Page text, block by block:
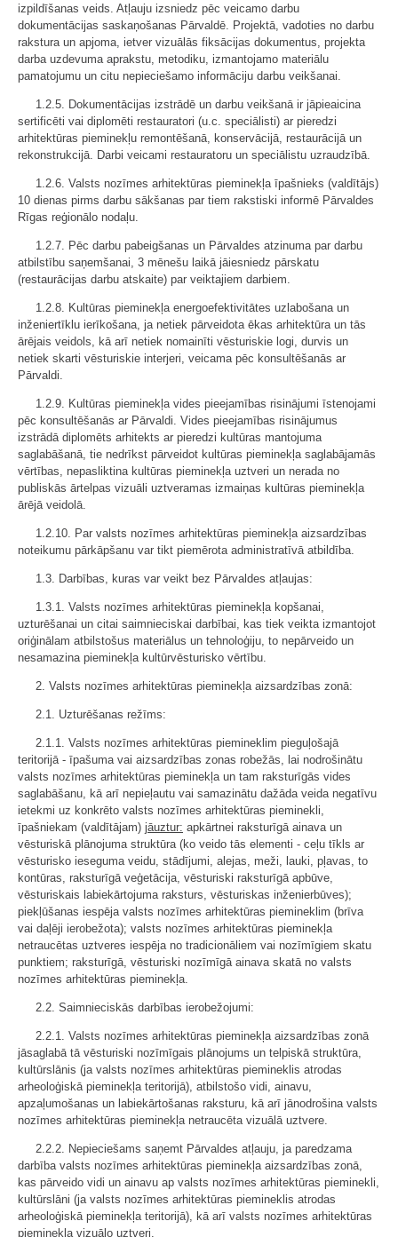
izpildīšanas veids. Atļauju izsniedz pēc veicamo darbu
dokumentācijas saskaņošanas Pārvaldē. Projektā, vadoties no darbu
rakstura un apjoma, ietver vizuālās fiksācijas dokumentus, projekta
darba uzdevuma aprakstu, metodiku, izmantojamo materiālu
pamatojumu un citu nepieciešamo informāciju darbu veikšanai.
1.2.5. Dokumentācijas izstrādē un darbu veikšanā ir jāpieaicina
sertificēti vai diplomēti restauratori (u.c. speciālisti) ar pieredzi
arhitektūras pieminekļu remontēšanā, konservācijā, restaurācijā un
rekonstrukcijā. Darbi veicami restauratoru un speciālistu uzraudzībā.
1.2.6. Valsts nozīmes arhitektūras pieminekļa īpašnieks (valdītājs)
10 dienas pirms darbu sākšanas par tiem rakstiski informē Pārvaldes
Rīgas reģionālo nodaļu.
1.2.7. Pēc darbu pabeigšanas un Pārvaldes atzinuma par darbu
atbilstību saņemšanai, 3 mēnešu laikā jāiesniedz pārskatu
(restaurācijas darbu atskaite) par veiktajiem darbiem.
1.2.8. Kultūras pieminekļa energoefektivitātes uzlabošana un
inženiertīklu ierīkošana, ja netiek pārveidota ēkas arhitektūra un tās
ārējais veidols, kā arī netiek nomainīti vēsturiskie logi, durvis un
netiek skarti vēsturiskie interjeri, veicama pēc konsultēšanās ar
Pārvaldi.
1.2.9. Kultūras pieminekļa vides pieejamības risinājumi īstenojami
pēc konsultēšanās ar Pārvaldi. Vides pieejamības risinājumus
izstrādā diplomēts arhitekts ar pieredzi kultūras mantojuma
saglabāšanā, tie nedrīkst pārveidot kultūras pieminekļa saglabājamās
vērtības, nepasliktina kultūras pieminekļa uztveri un nerada no
publiskās ārtelpas vizuāli uztveramas izmaiņas kultūras pieminekļa
ārējā veidolā.
1.2.10. Par valsts nozīmes arhitektūras pieminekļa aizsardzības
noteikumu pārkāpšanu var tikt piemērota administratīvā atbildība.
1.3. Darbības, kuras var veikt bez Pārvaldes atļaujas:
1.3.1. Valsts nozīmes arhitektūras pieminekļa kopšanai,
uzturēšanai un citai saimnieciskai darbībai, kas tiek veikta izmantojot
oriģinālam atbilstošus materiālus un tehnoloģiju, to nepārveido un
nesamazina pieminekļa kultūrvēsturisko vērtību.
2. Valsts nozīmes arhitektūras pieminekļa aizsardzības zonā:
2.1. Uzturēšanas režīms:
2.1.1. Valsts nozīmes arhitektūras piemineklim pieguļošajā
teritorijā - īpašuma vai aizsardzības zonas robežās, lai nodrošinātu
valsts nozīmes arhitektūras pieminekļa un tam raksturīgās vides
saglabāšanu, kā arī nepieļautu vai samazinātu dažāda veida negatīvu
ietekmi uz konkrēto valsts nozīmes arhitektūras pieminekli,
īpašniekam (valdītājam) jāuztur: apkārtnei raksturīgā ainava un
vēsturiskā plānojuma struktūra (ko veido tās elementi - ceļu tīkls ar
vēsturisko ieseguma veidu, stādījumi, alejas, meži, lauki, pļavas, to
kontūras, raksturīgā veģetācija, vēsturiski raksturīgā apbūve,
vēsturiskais labiekārtojuma raksturs, vēsturiskas inženierbūves);
piekļūšanas iespēja valsts nozīmes arhitektūras piemineklim (brīva
vai daļēji ierobežota); valsts nozīmes arhitektūras pieminekļa
netraucētas uztveres iespēja no tradicionāliem vai nozīmīgiem skatu
punktiem; raksturīgā, vēsturiski nozīmīgā ainava skatā no valsts
nozīmes arhitektūras pieminekļa.
2.2. Saimnieciskās darbības ierobežojumi:
2.2.1. Valsts nozīmes arhitektūras pieminekļa aizsardzības zonā
jāsaglabā tā vēsturiski nozīmīgais plānojums un telpiskā struktūra,
kultūrslānis (ja valsts nozīmes arhitektūras piemineklis atrodas
arheoloģiskā pieminekļa teritorijā), atbilstošo vidi, ainavu,
apzaļumošanas un labiekārtošanas raksturu, kā arī jānodrošina valsts
nozīmes arhitektūras pieminekļa netraucēta vizuālā uztvere.
2.2.2. Nepieciešams saņemt Pārvaldes atļauju, ja paredzama
darbība valsts nozīmes arhitektūras pieminekļa aizsardzības zonā,
kas pārveido vidi un ainavu ap valsts nozīmes arhitektūras pieminekli,
kultūrslāni (ja valsts nozīmes arhitektūras piemineklis atrodas
arheoloģiskā pieminekļa teritorijā), kā arī valsts nozīmes arhitektūras
pieminekļa vizuālo uztveri.